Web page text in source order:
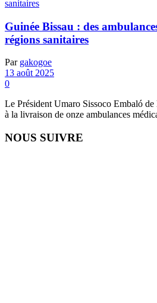
Guinée Bissau : des
régions sanitaires
Par gakogoe
13 août 2025
0
Le Président Umaro Sissoco Embaló
à la livraison de onze ambulances
NOUS SUIVRE